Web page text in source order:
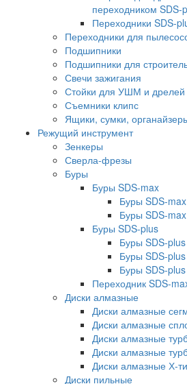
переходником SDS-
Переходники SDS-
Переходники для
Подшипники
Подшипники для
Свечи зажигания
Стойки для УШМ и дрелей
Съемники клипс
Ящики, сумки,
Режущий инструмент
Зенкеры
Сверла-фрезы
Буры
Буры SDS-max
Буры SDS-
Буры SDS-
Буры SDS-plus
Буры SDS-
Буры SDS-
Буры SDS-
Переходник SDS-
Диски алмазные
Диски алмазные
Диски алмазные
Диски алмазные
Диски алмазные
Диски алмазные Х-
Диски пильные